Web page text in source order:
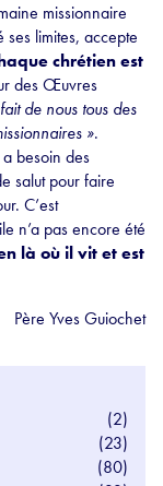
missionnaire
limites, accepte
chrétien est
des Œuvres
de nous tous des
».
a besoin des
salut pour faire
C’est
n’a pas encore été
là où il vit et est
Père Yves Guiochet
(2)
(23)
(80)